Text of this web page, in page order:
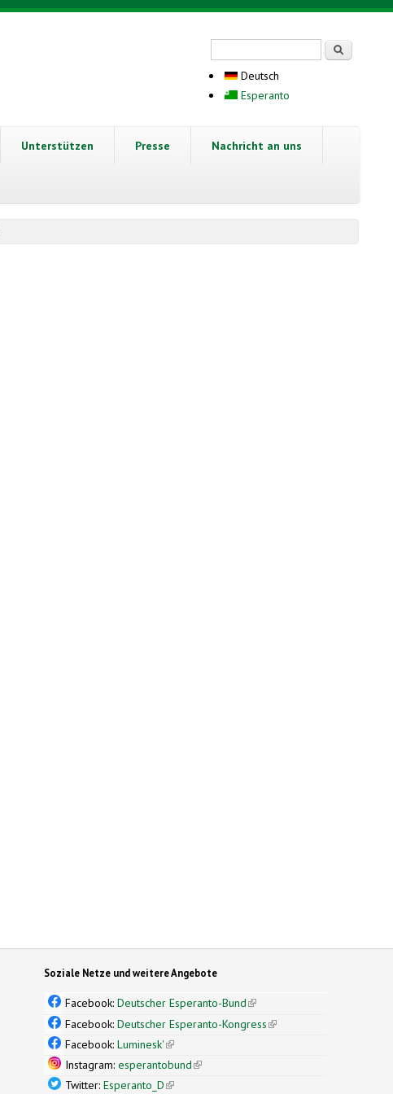
Deutsch
Esperanto
Unterstützen Presse Nachricht an uns
Soziale Netze und weitere Angebote
Facebook:Deutscher Esperanto-Bund(link is external)
Facebook:Deutscher Esperanto-Kongress(link is external)
Facebook:Luminesk'(link is external)
Instagram:esperantobund(link is external)
Twitter:Esperanto_D(link is external)